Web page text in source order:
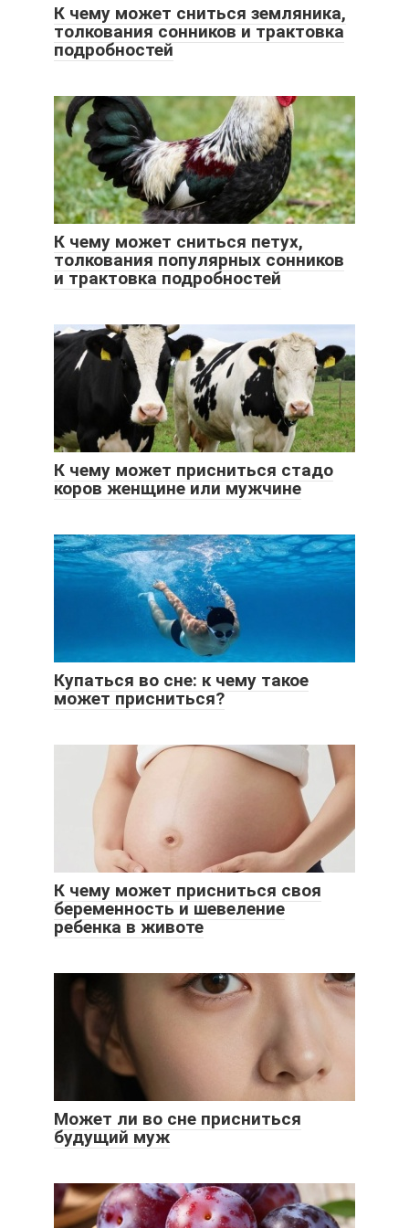
К чему может сниться земляника,
толкования сонников и трактовка
подробностей
К чему может сниться петух,
толкования популярных сонников
и трактовка подробностей
К чему может присниться стадо
коров женщине или мужчине
Купаться во сне: к чему такое
может присниться?
К чему может присниться своя
беременность и шевеление
ребенка в животе
Может ли во сне присниться
будущий муж